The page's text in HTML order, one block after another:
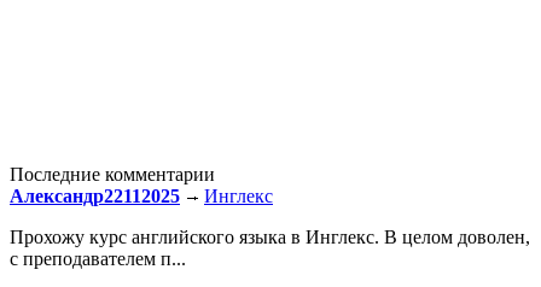
Последние комментарии
Александр22112025
Инглекс
Прохожу курс английского языка в Инглекс. В целом доволен,
с преподавателем п...